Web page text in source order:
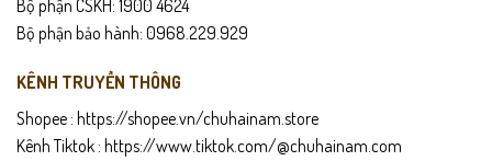
Bộ phận CSKH: 1900 4624
Bộ phận bảo hành: 0968.229.929
KÊNH TRUYỀN THÔNG
Shopee : https://shopee.vn/chuhainam.store
Kênh Tiktok : https://www.tiktok.com/@chuhainam.com